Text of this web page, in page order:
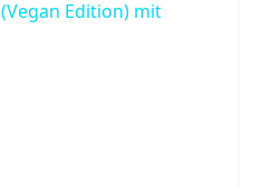
Edition) mit